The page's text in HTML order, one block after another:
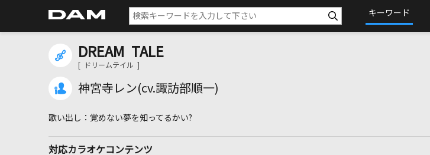
キーワード
DREAM TALE
[ ドリームテイル ]
神宮寺レン(cv.諏訪部順一)
覚めない夢を知ってるかい?
対応カラオケコンテンツ